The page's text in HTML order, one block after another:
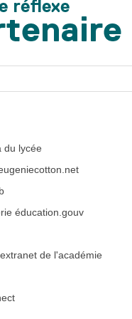
du lycée
éducation.gouv
de l'académie